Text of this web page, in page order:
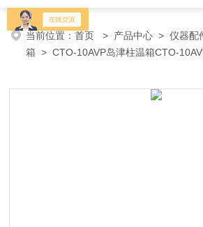
室产品。
当前位置：首页 > 产品中心 >仪器配
箱 > CTO-10AVP岛津柱温箱CTO-